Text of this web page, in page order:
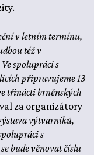
v letním termínu,
též v
spolupráci s
připravujeme 13
třinácti brněnských
za organizátory
výtvarníků,
s
bude věnovat číslu